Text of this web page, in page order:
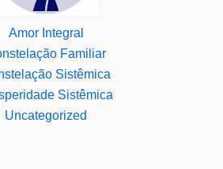
Amor Integral
Familiar
Sistêmica
Sistêmica
Uncategorized